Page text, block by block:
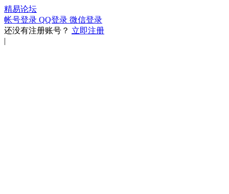
精易论坛
帐号登录 QQ登录 微信登录
还没有注册账号？ 立即注册
|